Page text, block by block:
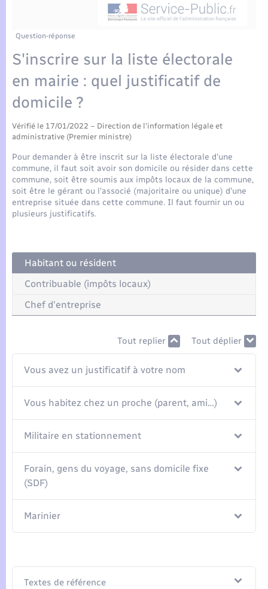
Plan interactif
Présentation de la commune
Actualités
Agenda
Publications
La Communauté de communes
Etat-civil - Papiers - Citoyenneté
Mariage – PACS
Parrainage civil
Recensement
Logement - Urbanisme
Loisirs
Nouvel habitant
Numérique
Organisation d’événement
Seniors
Transports
Voirie et espace public
Travaux - Autorisation d’occupation de l’espace
Question-réponse
S'inscrire sur la liste électorale
en mairie : quel justificatif de
domicile ?
Vérifié le 17/01/2022 – Direction de l'information légale et
administrative (Premier ministre)
Pour demander à être inscrit sur la liste électorale d'une
commune, il faut soit avoir son domicile ou résider dans cette
commune, soit être soumis aux impôts locaux de la commune,
soit être le gérant ou l'associé (majoritaire ou unique) d'une
entreprise située dans cette commune. Il faut fournir un ou
plusieurs justificatifs.
Habitant ou résident
Contribuable (impôts locaux)
Chef d'entreprise
Tout replier Tout déplier
Vous avez un justificatif à votre nom
Vous habitez chez un proche (parent, ami…)
Militaire en stationnement
Forain, gens du voyage, sans domicile fixe
(SDF)
Marinier
Textes de référence